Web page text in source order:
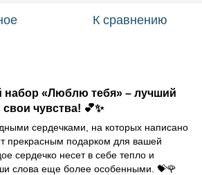
К сравнению
набор «Люблю тебя» – лучший
чувства! 💕✨
сердечками, на которых написано
прекрасным подарком для вашей
сердечко несет в себе тепло и
слова еще более особенными. 💝🌹